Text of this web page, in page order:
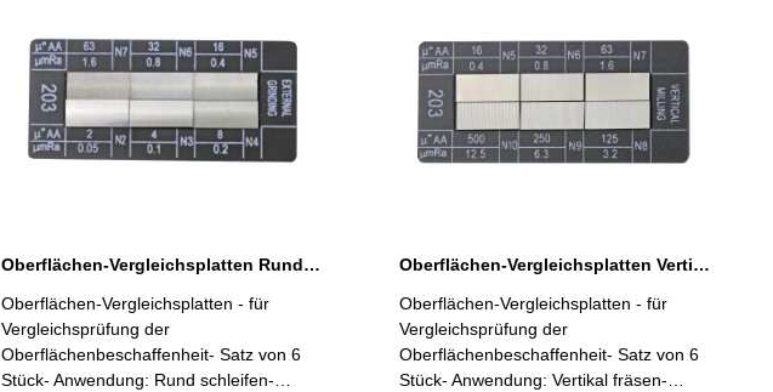
Oberflächen-Vergleichsplatten Rund schleifen
Oberflächen-Vergleichsplatten - für
Vergleichsprüfung der
Oberflächenbeschaffenheit- Satz von 6
Stück- Anwendung: Rund schleifen-
Oberflächen-Vergleichsplatten Vertikal fräsen
Oberflächen-Vergleichsplatten - für
Vergleichsprüfung der
Oberflächenbeschaffenheit- Satz von 6
Stück- Anwendung: Vertikal fräsen-